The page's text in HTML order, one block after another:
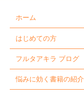
ホーム
はじめての方
フルタアキラ ブログ
悩みに効く書籍の紹介